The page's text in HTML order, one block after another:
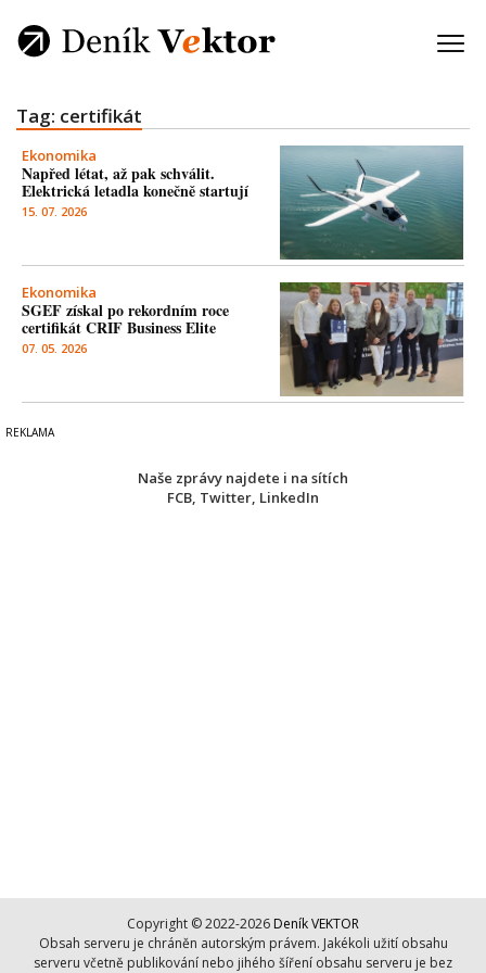
Tag: certifikát
Ekonomika
Napřed létat, až pak schválit.
Elektrická letadla konečně startují
15. 07. 2026
Ekonomika
SGEF získal po rekordním roce
certifikát CRIF Business Elite
07. 05. 2026
Naše zprávy najdete i na sítích
FCB, Twitter, LinkedIn
Copyright © 2022-2026 Deník VEKTOR
Obsah serveru je chráněn autorským právem. Jakékoli užití obsahu
serveru včetně publikování nebo jihého šíření obsahu serveru je bez